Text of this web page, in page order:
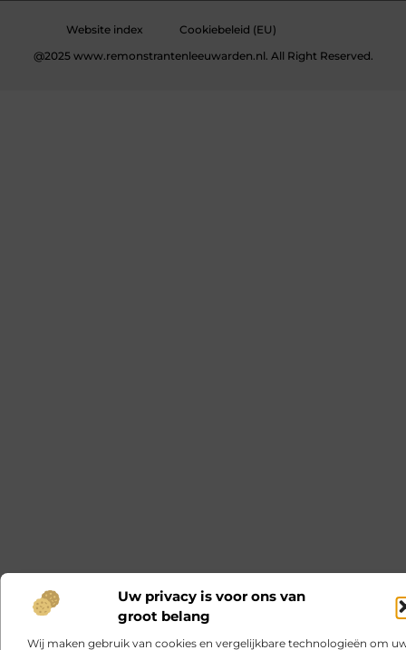
Uw privacy is voor ons van
groot belang
Wij maken gebruik van cookies en vergelijkbare technologieën om
Website index
Cookiebeleid (EU)
@2025 www.remonstrantenleeuwarden.nl. All Right Reserved.